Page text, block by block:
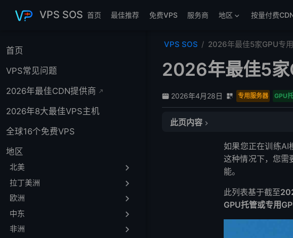
VPS SOS 首页 最佳推荐 免费VPS 服务商 地区 按量付费
首页
VPS常见问题
2026年最佳CDN提供商
2026年8大最佳VPS主机
全球16个免费VPS
地区
北美
拉丁美洲
欧洲
中东
非洲
VPS SOS 2026年最佳5家GPU专
2026年最佳5家
2026年4月28日 专用服务器 GPU
此页内容
快速比较表
您应该选择哪个GPU专用服务器？
如果您正在训练AI
这种情况下，您需
能。
此列表基于截至
GPU托管或专用